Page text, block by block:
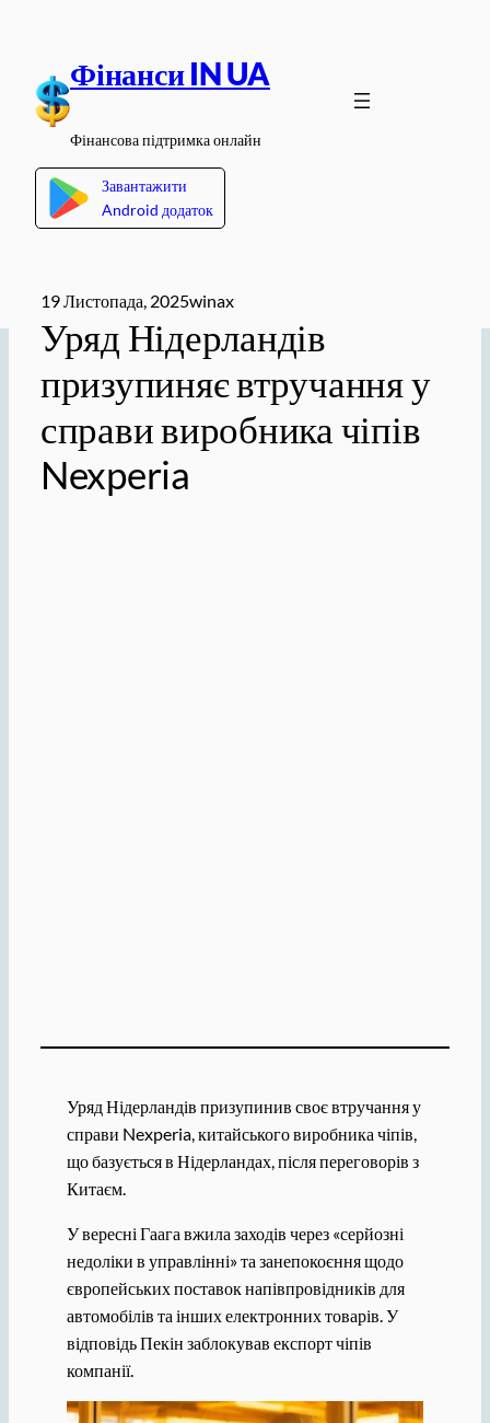
вмісту
Фінанси IN UA
Фінансова підтримка онлайн
Завантажити
Android додаток
19 Листопада, 2025winax
Уряд Нідерландів
призупиняє втручання у
справи виробника чіпів
Nexperia
Уряд Нідерландів призупинив своє втручання у
справи Nexperia, китайського виробника чіпів,
що базується в Нідерландах, після переговорів з
Китаєм.
У вересні Гаага вжила заходів через «серйозні
недоліки в управлінні» та занепокоєння щодо
європейських поставок напівпровідників для
автомобілів та інших електронних товарів. У
відповідь Пекін заблокував експорт чіпів
компанії.